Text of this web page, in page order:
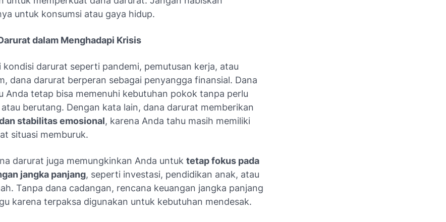
untuk konsumsi atau gaya hidup.
dalam Menghadapi Krisis
kondisi darurat seperti pandemi, pemutusan kerja, atau
dana darurat berperan sebagai penyangga finansial. Dana
Anda tetap bisa memenuhi kebutuhan pokok tanpa perlu
berutang. Dengan kata lain, dana darurat memberikan
stabilitas emosional, karena Anda tahu masih memiliki
situasi memburuk.
darurat juga memungkinkan Anda untuk tetap fokus pada
jangka panjang, seperti investasi, pendidikan anak, atau
Tanpa dana cadangan, rencana keuangan jangka panjang
karena terpaksa digunakan untuk kebutuhan mendesak.